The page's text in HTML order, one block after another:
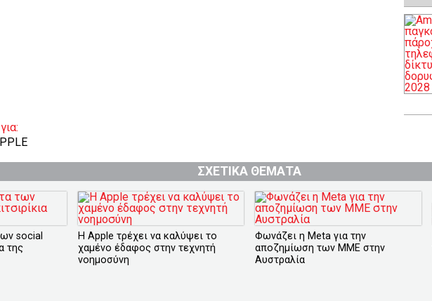
ΣΧΕΤΙΚΑ ΘΕΜΑΤΑ
social
της
Η Apple τρέχει να καλύψει το
χαμένο έδαφος στην τεχνητή
νοημοσύνη
Φωνάζει η Meta για την
αποζημίωση των ΜΜΕ στην
Αυστραλία